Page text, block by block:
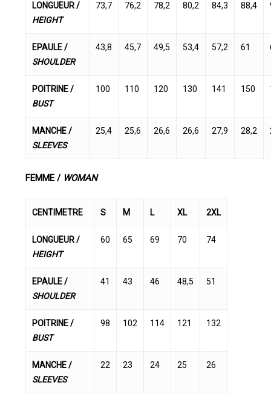
LONGUEUR /
HEIGHT
73,7 76,2 78,2 80,2 84,3 88,4
EPAULE /
SHOULDER
43,8 45,7 49,5 53,4 57,2 61
POITRINE /
BUST
100 110 120 130 141 150
MANCHE /
SLEEVES
25,4 25,6 26,6 26,6 27,9 28,2
FEMME / WOMAN
CENTIMETRE S M L XL 2XL
LONGUEUR /
HEIGHT
60 65 69 70 74
EPAULE /
SHOULDER
41 43 46 48,5 51
POITRINE /
BUST
98 102 114 121 132
MANCHE /
SLEEVES
22 23 24 25 26